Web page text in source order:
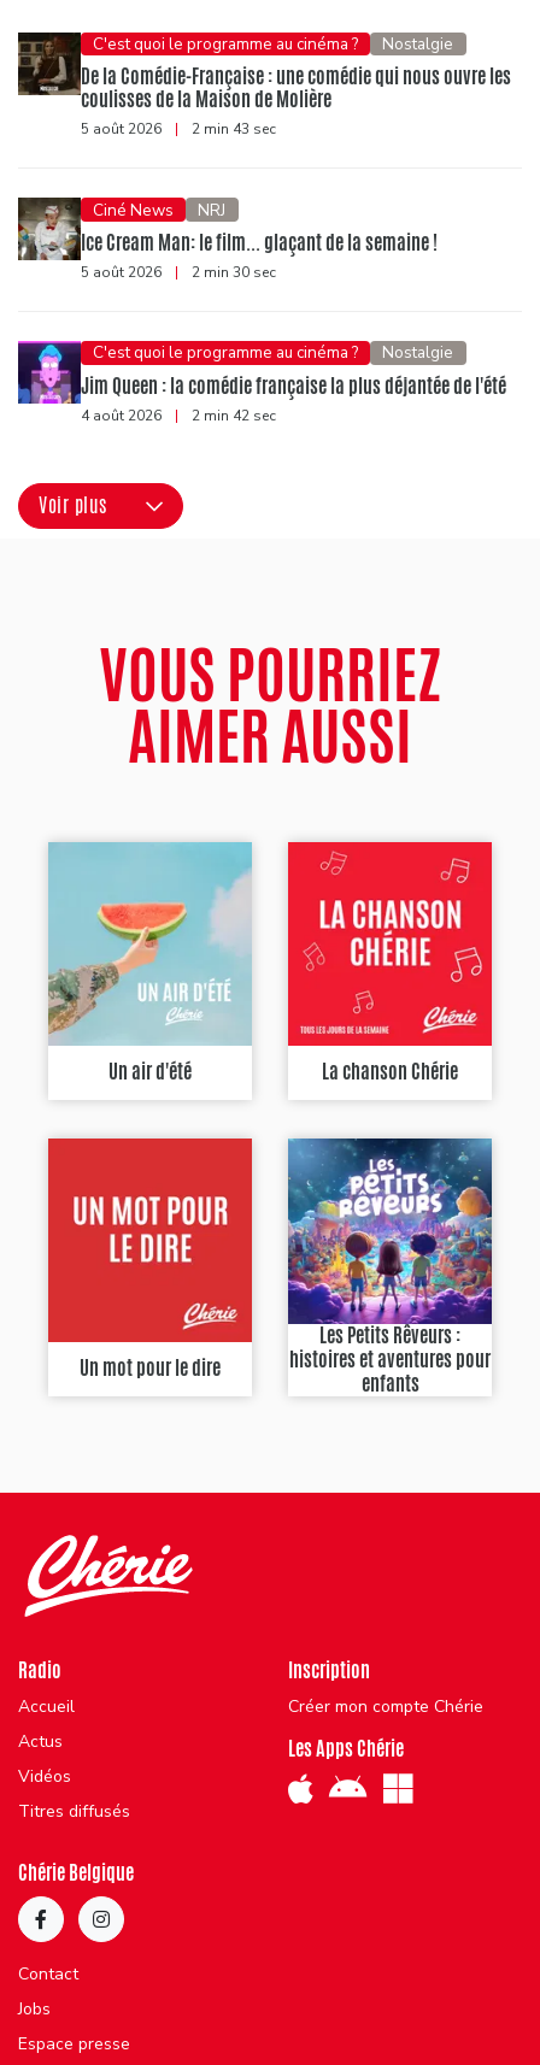
C'est quoi le programme au cinéma ? Nostalgie
De la Comédie-Française : une comédie qui nous ouvre les
coulisses de la Maison de Molière
5 août 2026 | 2 min 43 sec
Ciné News NRJ
Ice Cream Man: le film... glaçant de la semaine !
5 août 2026 | 2 min 30 sec
C'est quoi le programme au cinéma ? Nostalgie
Jim Queen : la comédie française la plus déjantée de l'été
4 août 2026 | 2 min 42 sec
Voir plus
VOUS POURRIEZ
AIMER AUSSI
Un air d'été La chanson Chérie
Un mot pour le dire
Les Petits Rêveurs :
histoires et aventures pour
enfants
Radio
Accueil
Actus
Vidéos
Titres diffusés
Inscription
Créer mon compte Chérie
Les Apps Chérie
Chérie Belgique
Contact
Jobs
Espace presse